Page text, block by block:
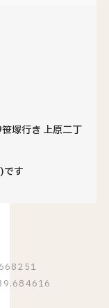
塚行き 上原二丁
です